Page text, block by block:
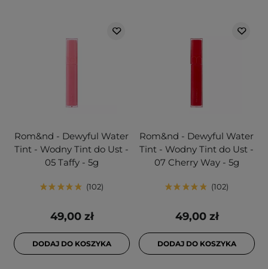
Rom&nd - Dewyful Water
Tint - Wodny Tint do Ust -
05 Taffy - 5g
102
49,00 zł
DODAJ DO KOSZYKA
Rom&nd - Dewyful Water
Tint - Wodny Tint do Ust -
07 Cherry Way - 5g
102
49,00 zł
DODAJ DO KOSZYKA